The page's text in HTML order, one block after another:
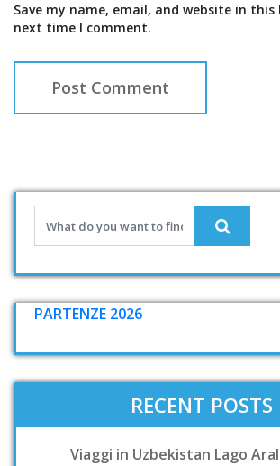
Save my name, email, and website in
next time I comment.
PARTENZE 2026
RECENT POSTS
Viaggi in Uzbekistan Lago Aral